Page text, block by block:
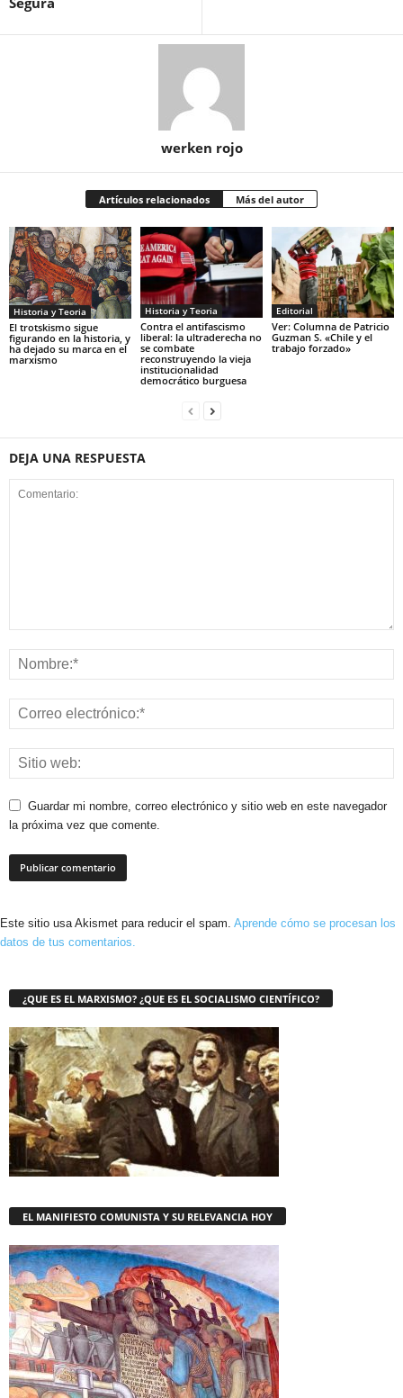
werken rojo
Artículos relacionados Más del autor
Historia y Teoria
El trotskismo sigue
figurando en la historia, y
ha dejado su marca en el
marxismo
Historia y Teoria
Contra el antifascismo
liberal: la ultraderecha no
se combate
reconstruyendo la vieja
institucionalidad
democrático burguesa
Editorial
Ver: Columna de Patricio
Guzman S. «Chile y el
trabajo forzado»
DEJA UNA RESPUESTA
Guardar mi nombre, correo electrónico y sitio web en este navegador
la próxima vez que comente.
Este sitio usa Akismet para reducir el spam. Aprende cómo se procesan los
datos de tus comentarios.
¿QUE ES EL MARXISMO? ¿QUE ES EL SOCIALISMO CIENTÍFICO?
EL MANIFIESTO COMUNISTA Y SU RELEVANCIA HOY